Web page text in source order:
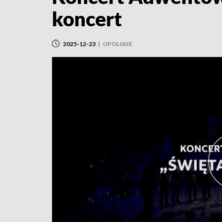
koncert
2025-12-23 | OPOLSKIE